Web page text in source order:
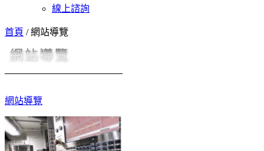
線上諮詢
首頁 /網站導覽
網站導覽